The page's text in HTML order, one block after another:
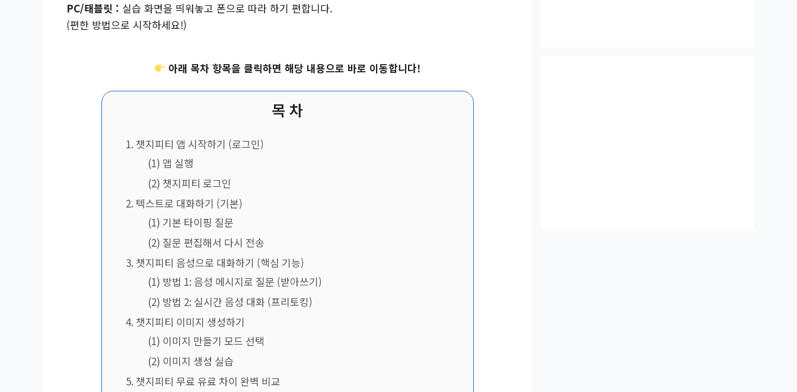
PC/태블릿 : 실습 화면을 띄워놓고 폰으로 따라 하기 편합니다.
(편한 방법으로 시작하세요!)
아래 목차 항목을 클릭하면 해당 내용으로 바로 이동합니다!
목 차
1. 챗지피티 앱 시작하기 (로그인)
(1) 앱 실행
(2) 챗지피티 로그인
2. 텍스트로 대화하기 (기본)
(1) 기본 타이핑 질문
(2) 질문 편집해서 다시 전송
3. 챗지피티 음성으로 대화하기 (핵심 기능)
(1) 방법 1: 음성 메시지로 질문 (받아쓰기)
(2) 방법 2: 실시간 음성 대화 (프리토킹)
4. 챗지피티 이미지 생성하기
(1) 이미지 만들기 모드 선택
(2) 이미지 생성 실습
5. 챗지피티 무료 유료 차이 완벽 비교